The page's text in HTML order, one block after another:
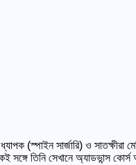
(স্পাইন সার্জারি) ও সাতক্ষীরা
সঙ্গে তিনি সেখানে অ্যাডভান্স